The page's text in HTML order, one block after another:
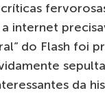
internet
do Flash foi
da